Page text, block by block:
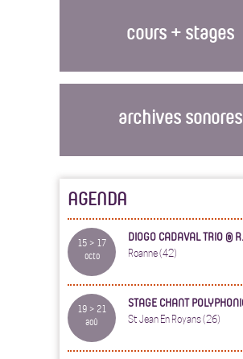
cours + stages
archives sonores
AGENDA
15 > 17
octo
DIOGO CADAVAL TRIO @
Roanne (42)
19 > 21
aoû
STAGE CHANT
St Jean En Royans (26)